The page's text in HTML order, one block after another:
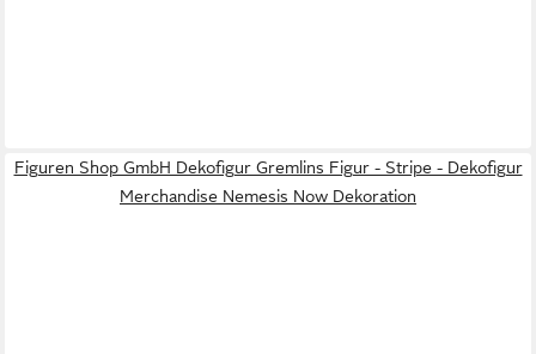
Figuren Shop GmbH Dekofigur Gremlins Figur - Stripe - Dekofigur
Merchandise Nemesis Now Dekoration